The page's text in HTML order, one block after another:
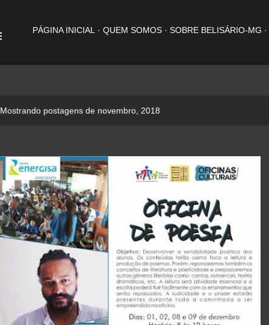
PÁGINA INICIAL QUEM SOMOS SOBRE BELISÁRIO-MG
Mostrando postagens de novembro, 2018